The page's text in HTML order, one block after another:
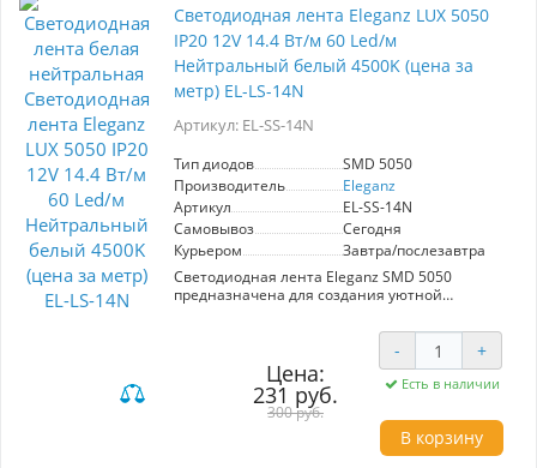
использование в сухих помещениях. Удобная
длина в один метр позволяет легко
адаптировать ленту под конкретные задачи.
Продукт от производителя Eleganz сочетает в
себе доступную цену и высокое качество, что
делает его привлекательным для различных
проектов освещения.
Светодиодная лента Eleganz LUX 5050
IP20 12V 14.4 Вт/м 60 Led/м
Нейтральный белый 4500K (цена за
метр) EL-LS-14N
Артикул: EL-SS-14N
Тип диодов
SMD 5050
Производитель
Eleganz
Артикул
EL-SS-14N
Самовывоз
Сегодня
Курьером
Завтра/послезавтра
Светодиодная лента Eleganz SMD 5050
предназначена для создания уютной
14,4 Вт/м и состоит из 60 диодов на метр,
обеспечивая яркое и равномерное
освещение. Работает при напряжении 12 В и
имеет степень защиты IP20, что делает её
идеальной для использования в помещениях,
таких как кухни и рабочие зоны. Нейтральный
белый цвет с цветовой температурой 4000K
подходит для различных стилей оформления.
Цена:
231 руб.
300 руб.
- +
Есть в наличии
В корзину